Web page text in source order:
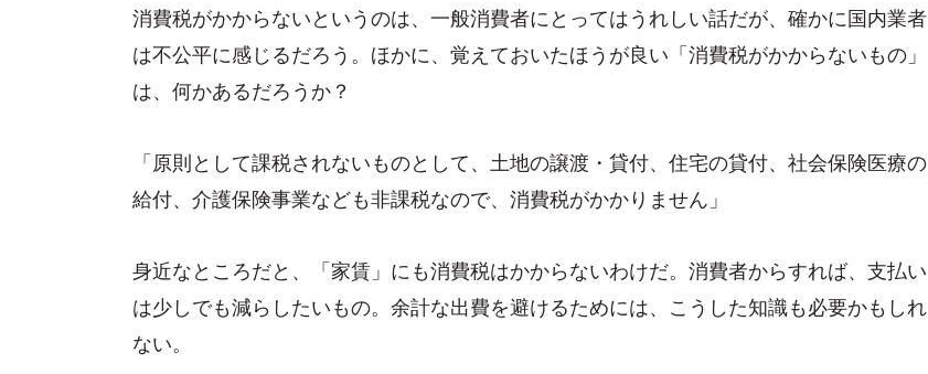
消費税がかからないというのは、一般消費者にとってはうれしい話だが、確かに国内業者
は不公平に感じるだろう。ほかに、覚えておいたほうが良い「消費税がかからないもの」
は、何かあるだろうか？
「原則として課税されないものとして、土地の譲渡・貸付、住宅の貸付、社会保険医療の
給付、介護保険事業なども非課税なので、消費税がかかりません」
身近なところだと、「家賃」にも消費税はかからないわけだ。消費者からすれば、支払い
は少しでも減らしたいもの。余計な出費を避けるためには、こうした知識も必要かもしれ
ない。